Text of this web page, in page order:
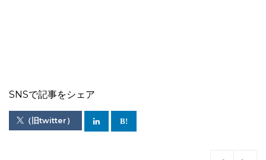
SNSで記事をシェア
（旧twitter）